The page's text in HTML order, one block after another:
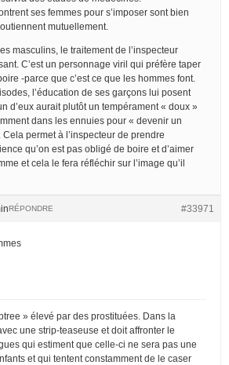
ses femmes pour s’imposer sont bien
mutuellement.
masculins, le traitement de l’inspecteur
C’est un personnage viril qui préfère taper
-parce que c’est ce que les hommes font.
l’éducation de ses garçons lui posent
d’eux aurait plutôt un tempérament « doux »
dans les ennuies pour « devenir un
permet à l’inspecteur de prendre
qu’on est pas obligé de boire et d’aimer
et cela le fera réfléchir sur l’image qu’il
#33971
RÉPONDRE
» élevé par des prostituées. Dans la
une strip-teaseuse et doit affronter le
qui estiment que celle-ci ne sera pas une
et qui tentent constamment de le caser